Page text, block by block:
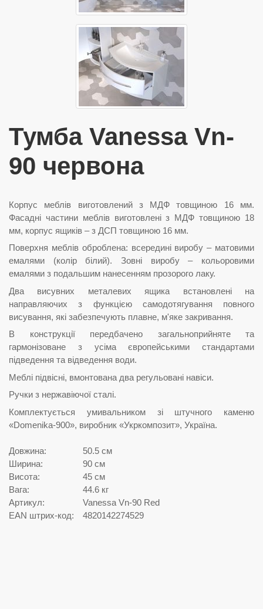
Тумба Vanessa Vn-
90 червона
Корпус меблів виготовлений з МДФ товщиною 16 мм.
Фасадні частини меблів виготовлені з МДФ товщиною 18
мм, корпус ящиків – з ДСП товщиною 16 мм.
Поверхня меблів оброблена: всередині виробу – матовими
емалями (колір білий). Зовні виробу – кольоровими
емалями з подальшим нанесенням прозорого лаку.
Два висувних металевих ящика встановлені на
направляючих з функцією самодотягування повного
висування, які забезпечують плавне, м'яке закривання.
В конструкції передбачено загальноприйняте та
гармонізоване з усіма європейськими стандартами
підведення та відведення води.
Меблі підвісні, вмонтована два регульовані навіси.
Ручки з нержавіючої сталі.
Комплектується умивальником зі штучного каменю
«Domenika-900», виробник «Укркомпозит», Україна.
Довжина:
50.5 см
Ширина:
90 см
Висота:
45 см
Вага:
44.6 кг
Артикул:
Vanessa Vn-90 Red
EAN штрих-код:
4820142274529